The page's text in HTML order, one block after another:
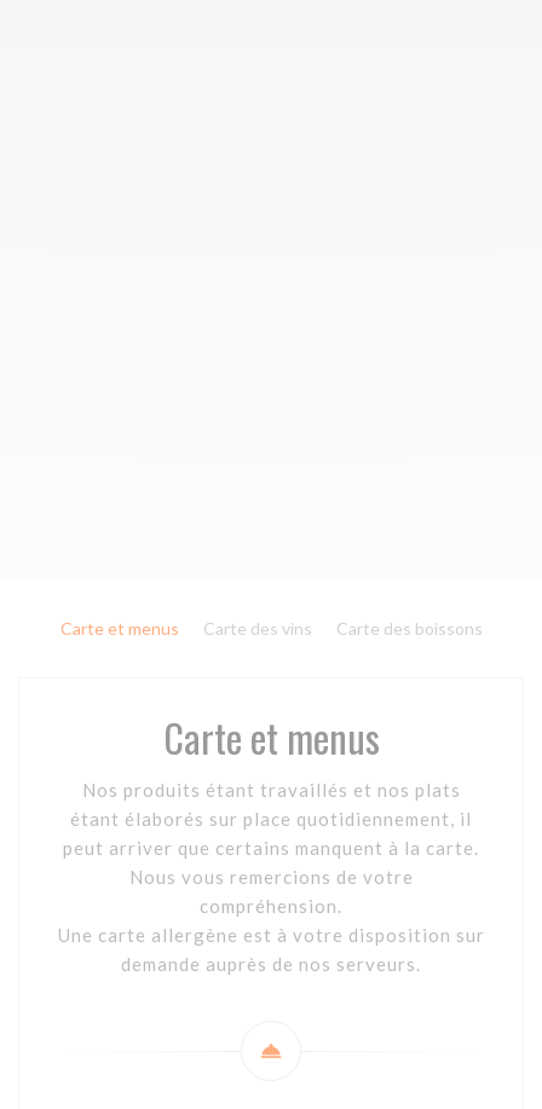
Carte et menus Carte des vins Carte des boissons
Carte et menus
Nos produits étant travaillés et nos plats
étant élaborés sur place quotidiennement, il
peut arriver que certains manquent à la carte.
Nous vous remercions de votre
compréhension.
Une carte allergène est à votre disposition sur
demande auprès de nos serveurs.